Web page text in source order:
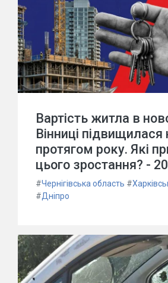
Вартість житла в
Вінниці підвищилася
протягом року. Які
цього зростання? -
#Чернігівська область #
#Дніпро